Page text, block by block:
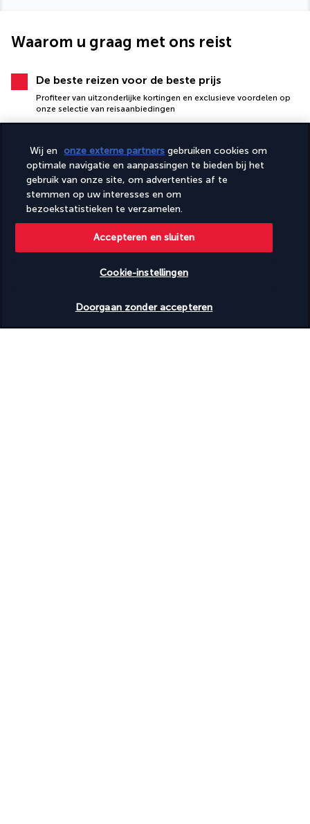
Waarom u graag met ons reist
De beste reizen voor de beste prijs
Profiteer van uitzonderlijke kortingen en exclusieve voordelen op
onze selectie van reisaanbiedingen
BEVEILIGDE BETALING
Wij en onze externe partners gebruiken cookies om
optimale navigatie en aanpassingen te bieden bij het
gebruik van onze site, om advertenties af te
stemmen op uw interesses en om
bezoekstatistieken te verzamelen.
Cookie-instellingen
Doorgaan zonder accepteren
Accepteren en sluiten